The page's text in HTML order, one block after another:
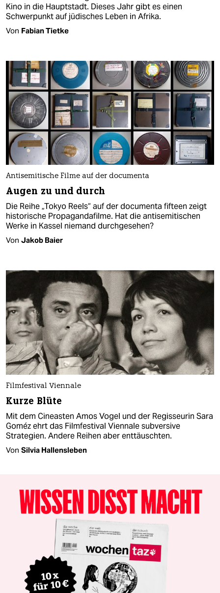
Kino in die Hauptstadt. Dieses Jahr gibt es einen
Schwerpunkt auf jüdisches Leben in Afrika.
Von Fabian Tietke
Antisemitische Filme auf der documenta
Augen zu und durch
Die Reihe „Tokyo Reels“ auf der documenta fifteen zeigt
historische Propagandafilme. Hat die antisemitischen
Werke in Kassel niemand durchgesehen?
Von Jakob Baier
Filmfestival Viennale
Kurze Blüte
Mit dem Cineasten Amos Vogel und der Regisseurin Sara
Goméz ehrt das Filmfestival Viennale subversive
Strategien. Andere Reihen aber enttäuschten.
Von Silvia Hallensleben